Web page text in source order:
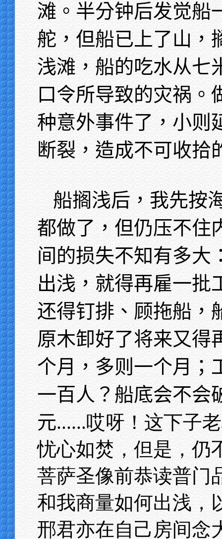
滩。半分钟后发觉船
舵，但船已上了山，
浅滩，船的吃水从七
口令所导致的灾祸。
种意外事件了，小则
断裂，造成不可收拾
船搁浅后，我先按
都做了，但仍压不住
间的损失不知有多大
出浅，就得再雇一批
还得钉排、顾拖船，
原木卸好了将来又得
个月，多则一个月；
一百人？船底会不会
元......哎呀！这下子
忧心如焚，但是，仍
菩萨圣像前恭读普门
和我商量如何出浅，
邢君亦在自己房间念